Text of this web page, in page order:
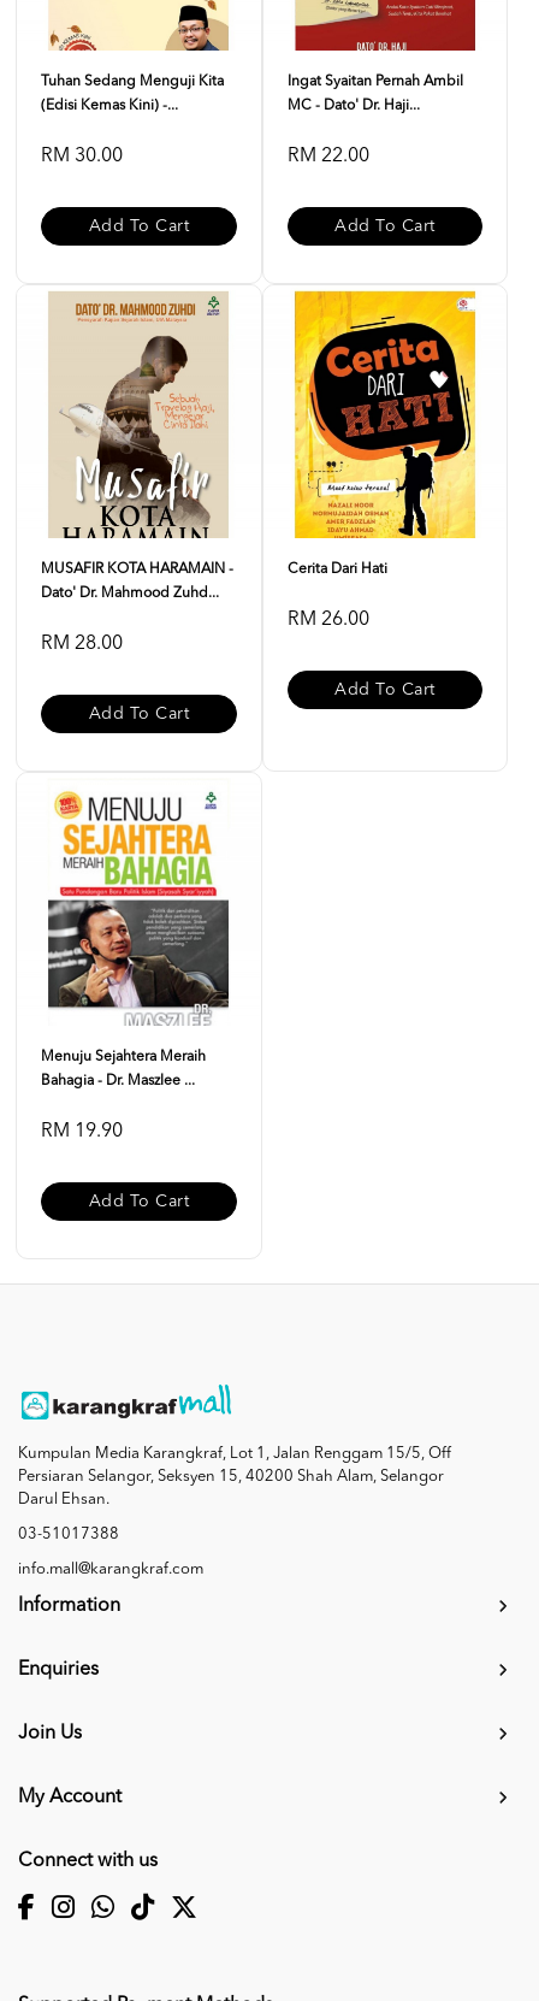
Tuhan Sedang Menguji Kita
(Edisi Kemas Kini) -...
RM 30.00
Add To Cart
Ingat Syaitan Pernah Ambil
MC - Dato' Dr. Haji...
RM 22.00
Add To Cart
MUSAFIR KOTA HARAMAIN -
Dato' Dr. Mahmood Zuhd...
RM 28.00
Add To Cart
Cerita Dari Hati
RM 26.00
Add To Cart
Menuju Sejahtera Meraih
Bahagia - Dr. Maszlee ...
RM 19.90
Add To Cart
Kumpulan Media Karangkraf, Lot 1, Jalan Renggam 15/5, Off
Persiaran Selangor, Seksyen 15, 40200 Shah Alam, Selangor
Darul Ehsan.
03-51017388
info.mall@karangkraf.com
Information
Enquiries
Join Us
My Account
Connect with us